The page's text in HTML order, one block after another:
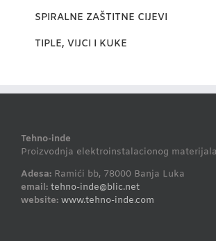
SPIRALNE ZAŠTITNE CIJEVI
TIPLE, VIJCI I KUKE
Tehno-inde
Proizvodnja elektroinstalacionog materijala
Adesa: Ramići bb, 78000 Banja Luka
email: tehno-inde@blic.net
website: www.tehno-inde.com